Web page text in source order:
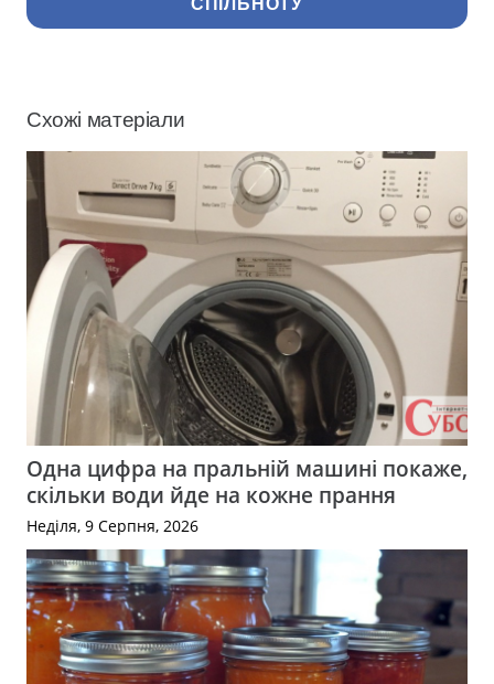
СПІЛЬНОТУ
Схожі матеріали
Одна цифра на пральній машині покаже,
скільки води йде на кожне прання
Неділя, 9 Серпня, 2026